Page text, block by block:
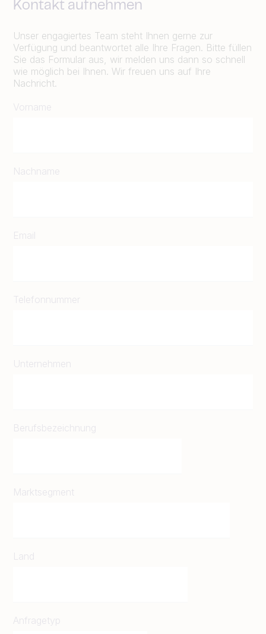
Kontakt aufnehmen
Unser engagiertes Team steht Ihnen gerne zur
Verfügung und beantwortet alle Ihre Fragen. Bitte füllen
Sie das Formular aus, wir melden uns dann so schnell
wie möglich bei Ihnen. Wir freuen uns auf Ihre
Nachricht.
Vorname
Nachname
Email
Telefonnummer
Unternehmen
Berufsbezeichnung
Marktsegment
Land
Anfragetyp